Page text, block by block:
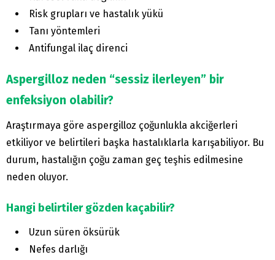
Risk grupları ve hastalık yükü
Tanı yöntemleri
Antifungal ilaç direnci
Aspergilloz neden “sessiz ilerleyen” bir
enfeksiyon olabilir?
Araştırmaya göre aspergilloz çoğunlukla akciğerleri
etkiliyor ve belirtileri başka hastalıklarla karışabiliyor. Bu
durum, hastalığın çoğu zaman geç teşhis edilmesine
neden oluyor.
Hangi belirtiler gözden kaçabilir?
Uzun süren öksürük
Nefes darlığı